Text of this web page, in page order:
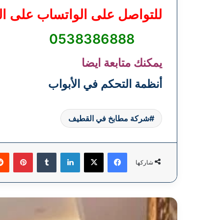
للتواصل على الواتساب على
يمكنك متابعة ايضا
أنظمة التحكم في الأبواب
شركة مطابخ في القطيف
شاركها
فيسبوك ‫X لينكدإن